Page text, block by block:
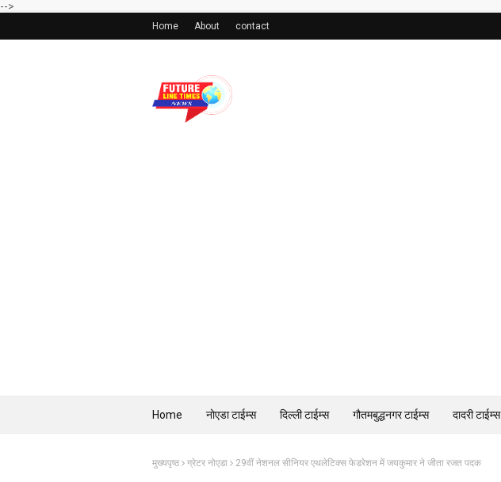
-->
Home About contact
Home नोएडा टाईम्स दिल्ली टाईम्स गौतमबुद्धनगर टाईम्स दादरी टाईम्स
मुख्यपृष्ठ ग्रेटर नोएडा 29वीं नेशनल सीनियर एथलेटिक्स फेडरेशन में जयकुमार ने जीता रजत पदक